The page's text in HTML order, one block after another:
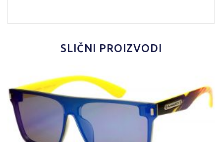
SLIČNI PROIZVODI